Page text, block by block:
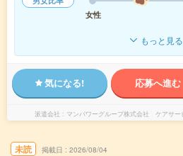
女性
もっと見る
気になる! 応募へ進む
派遣会社 マンパワーグループ株式会社 ケアサー
未読 掲載日 2026/08/04